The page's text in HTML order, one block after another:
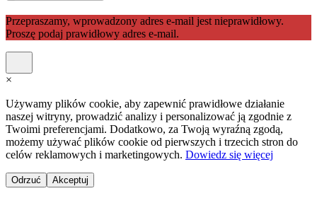
Przepraszamy, wprowadzony adres e-mail jest nieprawidłowy.
Proszę podaj prawidłowy adres e-mail.
×
Używamy plików cookie, aby zapewnić prawidłowe działanie
naszej witryny, prowadzić analizy i personalizować ją zgodnie z
Twoimi preferencjami. Dodatkowo, za Twoją wyraźną zgodą,
możemy używać plików cookie od pierwszych i trzecich stron do
celów reklamowych i marketingowych. Dowiedz się więcej
Odrzuć Akceptuj